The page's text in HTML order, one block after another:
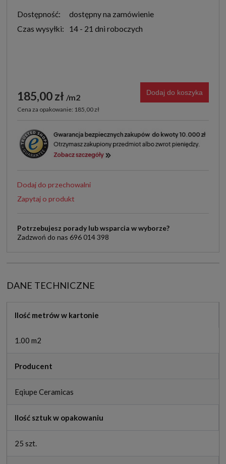
Dostępność:
dostępny na zamówienie
Czas wysyłki:
14 - 21 dni roboczych
185,00 zł m2
Cena za opakowanie: 185,00 zł
Dodaj do koszyka
Dodaj do przechowalni
Zapytaj o produkt
Potrzebujesz porady lub wsparcia w wyborze?
Zadzwoń do nas 696 014 398
DANE TECHNICZNE
Ilość metrów w kartonie
1.00 m2
Producent
Eqiupe Ceramicas
Ilość sztuk w opakowaniu
25 szt.